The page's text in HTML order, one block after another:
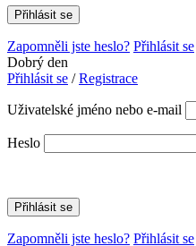
Zapomněli jste heslo? Přihlásit se
Dobrý den
Přihlásit se /Registrace
Uživatelské jméno nebo e-mail
Heslo
Zapomněli jste heslo? Přihlásit se